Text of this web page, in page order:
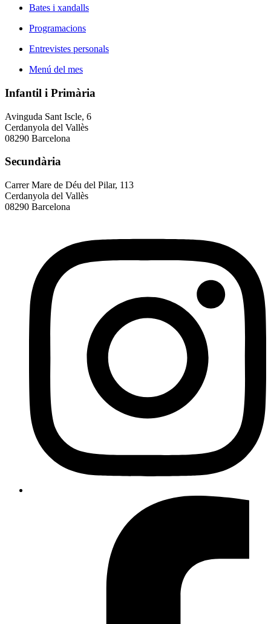
Bates i xandalls
Programacions
Entrevistes personals
Menú del mes
Infantil i Primària
Avinguda Sant Iscle, 6
Cerdanyola del Vallès
08290 Barcelona
Secundària
Carrer Mare de Déu del Pilar, 113
Cerdanyola del Vallès
08290 Barcelona